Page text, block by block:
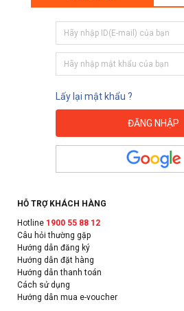
Lấy lại mật khẩu ?
HỖ TRỢ KHÁCH HÀNG
Hotline 1900 55 88 12
Câu hỏi thường gặp
Hướng dẫn đăng ký
Hướng dẫn đặt hàng
Hướng dẫn thanh toán
Cách sử dụng
Hướng dẫn mua e-voucher